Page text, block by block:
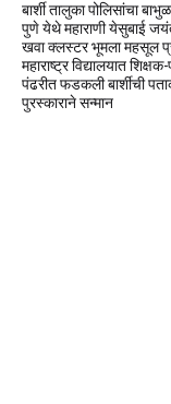
बार्शी तालुका पोलिसांचा
पुणे येथे महाराणी येसुबाई
खवा क्लस्टर भूमला महसूल
महाराष्ट्र विद्यालयात
पंढरीत फडकली बार्शीची
पुरस्काराने सन्मान